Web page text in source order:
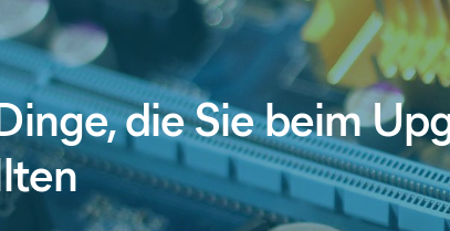
die Sie beim